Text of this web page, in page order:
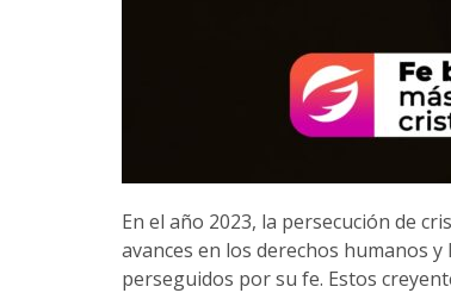
En el año 2023, la persecución de
avances en los derechos humanos
perseguidos por su fe. Estos